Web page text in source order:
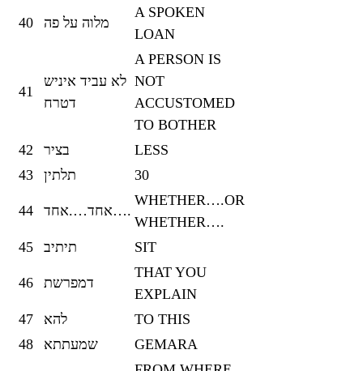
40 מלוה על פה
A SPOKEN
LOAN
41
לא עביד איניש
דטרח
A PERSON IS
NOT
ACCUSTOMED
TO BOTHER
42
בציר
LESS
43
תלתין 30
44 אחד….אחד….
WHETHER….OR
WHETHER….
45
תיתיב SIT
46 דמפרשת
THAT YOU
EXPLAIN
47
להא
TO THIS
48
שמעתתא
GEMARA